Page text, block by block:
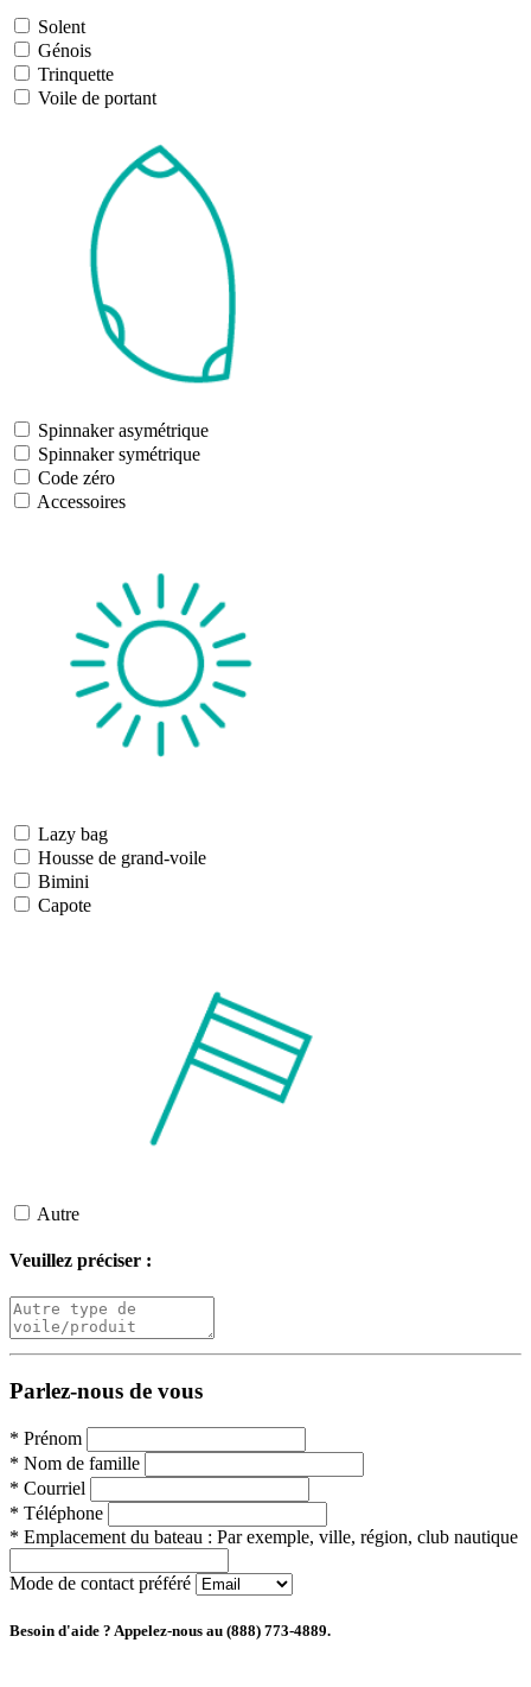
Solent
Génois
Trinquette
Voile de portant
Spinnaker asymétrique
Spinnaker symétrique
Code zéro
Accessoires
Lazy bag
Housse de grand-voile
Bimini
Capote
Autre
Veuillez préciser :
Parlez-nous de vous
* Prénom
* Nom de famille
* Courriel
* Téléphone
* Emplacement du bateau : Par exemple, ville, région, club nautique
Mode de contact préféré
Besoin d'aide ? Appelez-nous au (888) 773-4889.